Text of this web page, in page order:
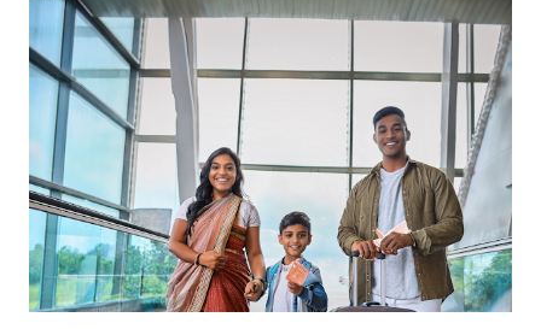
sectores clave como hostelería, sanidad y educación . Se
destaca que el 14% de los nuevos cotizantes a la Seguridad
Social provienen de la población extranjera. Pero no esta
dando las claves para evitar la economia sumergida, por
ejemplo de los trabajos en el sector servicios, y en el caso
de las mujeres trabajadoras de internas en los domicilios.
No swe dice nada de las personas migrantes que podrian
ser autonómas, y generar una oportunidad para regularizar
la actividad qu...